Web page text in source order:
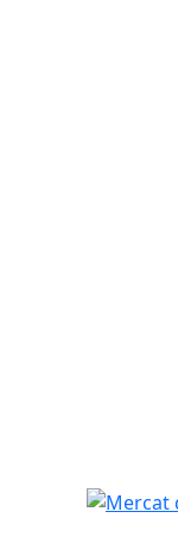
Mercat